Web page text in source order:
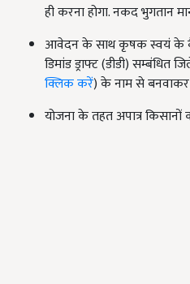
ही करना होगा. नकद भुगतान
आवेदन के साथ कृषक स्वयं के
डिमांड ड्राफ्ट (डीडी) सम्बंधित
क्लिक करें) के नाम से बनवाकर
योजना के तहत अपात्र किसानों